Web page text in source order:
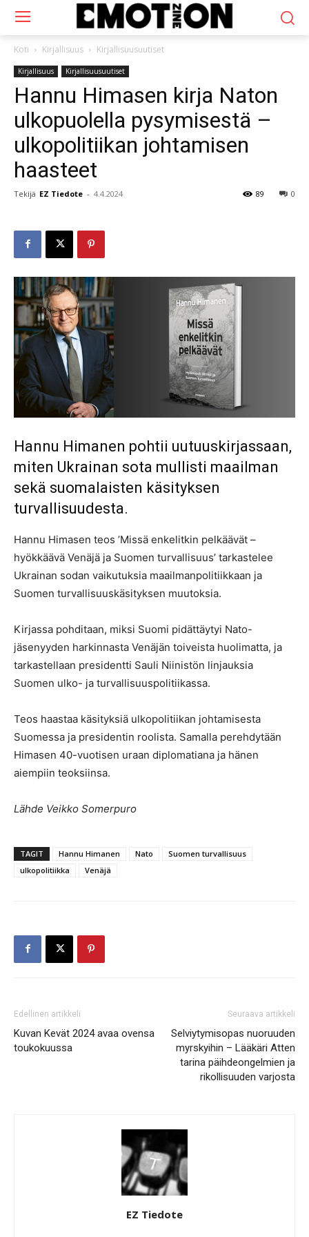
Koti Kirjallisuus Kirjallisuusuutiset
Kirjallisuus Kirjallisuusuutiset
Hannu Himasen kirja Naton
ulkopuolella pysymisestä –
ulkopolitiikan johtamisen
haasteet
Tekijä EZ Tiedote - 4.4.2024 0
89
Hannu Himanen pohtii uutuuskirjassaan,
miten Ukrainan sota mullisti maailman
sekä suomalaisten käsityksen
turvallisuudesta.
Hannu Himasen teos ’Missä enkelitkin pelkäävät –
hyökkäävä Venäjä ja Suomen turvallisuus’ tarkastelee
Ukrainan sodan vaikutuksia maailmanpolitiikkaan ja
Suomen turvallisuuskäsityksen muutoksia.
Kirjassa pohditaan, miksi Suomi pidättäytyi Nato-
jäsenyyden harkinnasta Venäjän toiveista huolimatta, ja
tarkastellaan presidentti Sauli Niinistön linjauksia
Suomen ulko- ja turvallisuuspolitiikassa.
Teos haastaa käsityksiä ulkopolitiikan johtamisesta
Suomessa ja presidentin roolista. Samalla perehdytään
Himasen 40-vuotisen uraan diplomatiana ja hänen
aiempiin teoksiinsa.
Lähde Veikko Somerpuro
TAGIT Hannu Himanen Nato
Suomen turvallisuus
ulkopolitiikka
Venäjä
Edellinen artikkeli
Kuvan Kevät 2024 avaa ovensa
toukokuussa
Seuraava artikkeli
Selviytymisopas nuoruuden
myrskyihin – Lääkäri Atten
tarina päihdeongelmien ja
rikollisuuden varjosta
EZ Tiedote